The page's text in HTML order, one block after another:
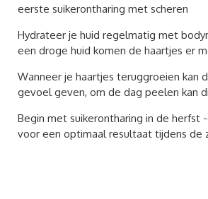
eerste suikerontharing met scheren
Hydrateer je huid regelmatig met
een droge huid komen de haartjes er
Wanneer je haartjes teruggroeien kan
gevoel geven, om de dag peelen kan
Begin met suikerontharing in de herfst
voor een optimaal resultaat tijdens de